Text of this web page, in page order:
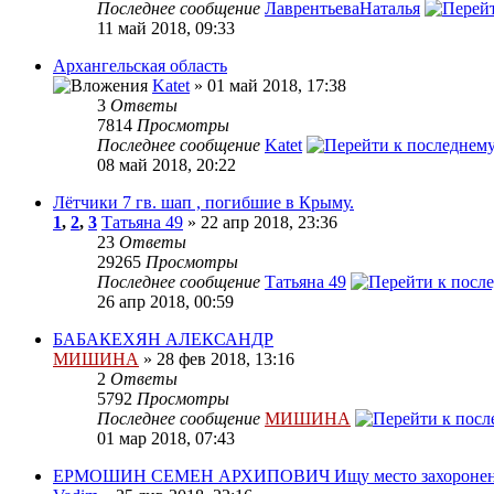
Последнее сообщение ЛаврентьеваНаталья
11 май 2018, 09:33
Архангельская область
Katet» 01 май 2018, 17:38
3 Ответы
7814 Просмотры
Последнее сообщение Katet
08 май 2018, 20:22
Лётчики 7 гв. шап , погибшие в Крыму.
1, 2, 3 Татьяна 49 » 22 апр 2018, 23:36
23 Ответы
29265 Просмотры
Последнее сообщение Татьяна 49
26 апр 2018, 00:59
БАБАКЕХЯН АЛЕКСАНДР
МИШИНА » 28 фев 2018, 13:16
2 Ответы
5792 Просмотры
Последнее сообщение МИШИНА
01 мар 2018, 07:43
ЕРМОШИН СЕМЕН АРХИПОВИЧ Ищу место